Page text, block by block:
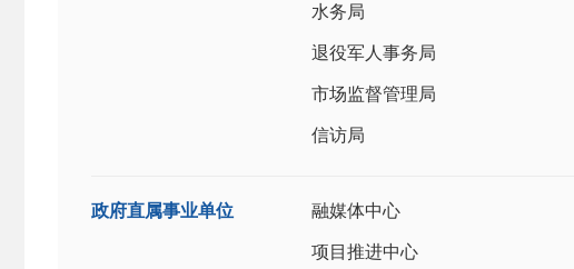
水务局
退役军人事务局
市场监督管理局
信访局
政府直属事业单位 融媒体中心
项目推进中心